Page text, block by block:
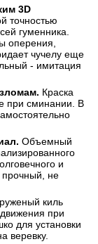
3D
точностью
гуменника.
оперения,
чучелу еще
- имитация
Краска
при сминании. В
Объемный
и
прочный, не
киль
при
для установки
веревку.